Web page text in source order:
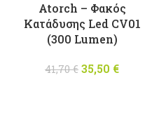
Atorch – Φακός
Κατάδυσης Led CV01
(300 Lumen)
41,70€
Original
35,50 €